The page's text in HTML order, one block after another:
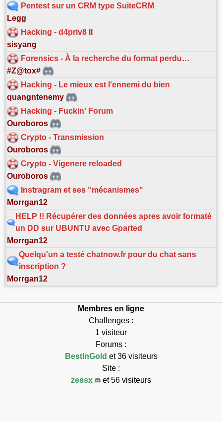
Pentest sur un CRM type SuiteCRM
Legg
Hacking - d4priv8 II
sisyang
Forensics - À la recherche du format perdu…
#Z@tox#
Hacking - Le mieux est l'ennemi du bien
quangntenemy
Hacking - Fuckin' Forum
Ouroboros
Crypto - Transmission
Ouroboros
Crypto - Vigenere reloaded
Ouroboros
Instragram et ses "mécanismes"
Morrgan12
HELP !! Récupérer des données apres avoir formaté
un DD sur UBUNTU avec Gparted
Morrgan12
Quelqu'un a testé chatnow.fr pour du chat sans
inscription ?
Morrgan12
Membres en ligne
Challenges :
1 visiteur
Forums :
BestInGold et 36 visiteurs
Site :
zessx
et 56 visiteurs